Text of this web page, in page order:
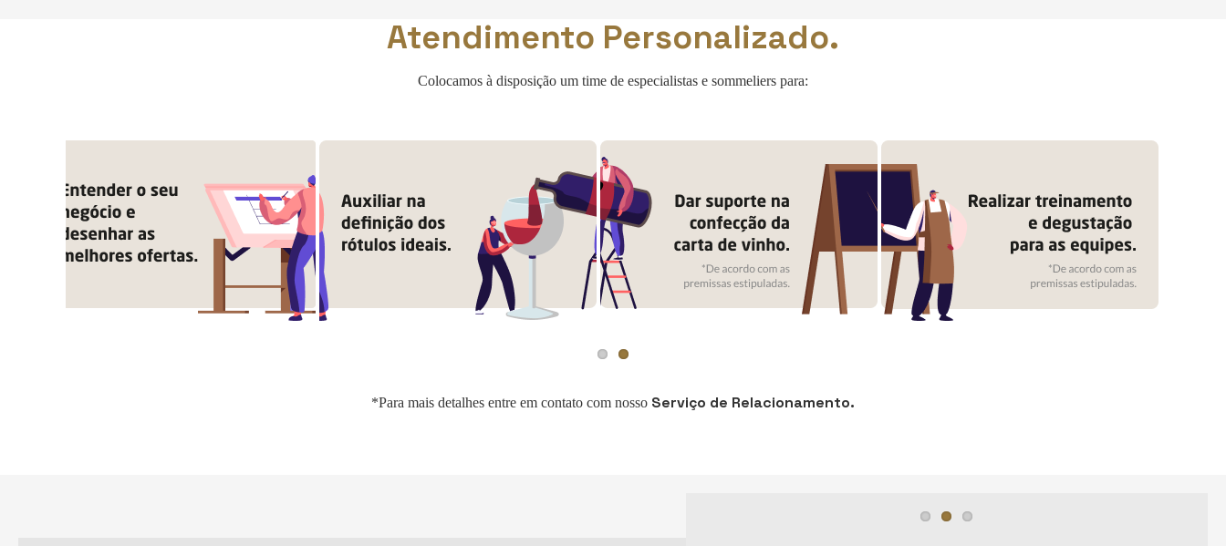
Atendimento Personalizado.
Colocamos à disposição um time de especialistas e sommeliers para:
*Para mais detalhes entre em contato com nosso Serviço de Relacionamento.